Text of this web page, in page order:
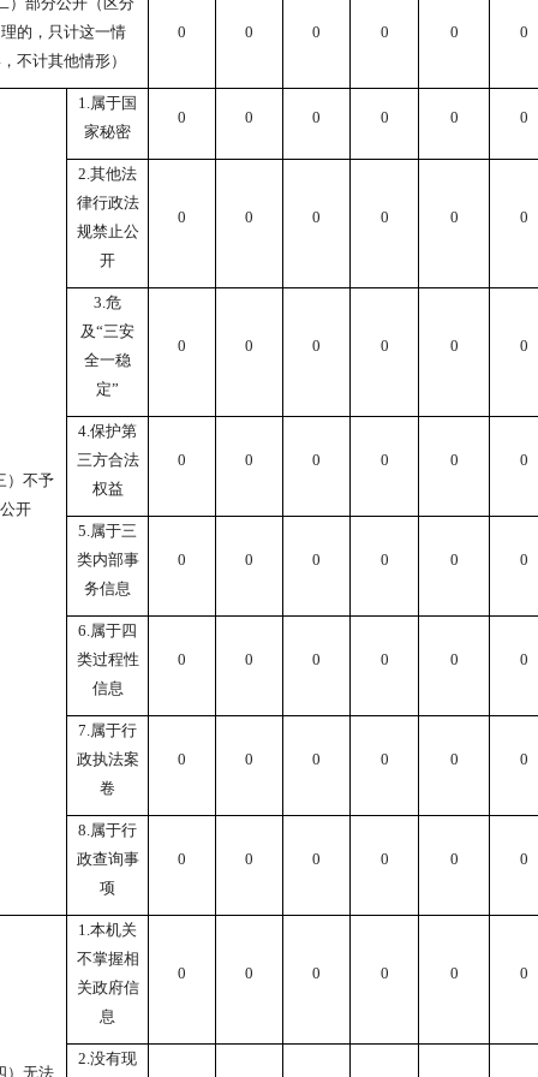
的，只计这一情
不计其他情形）
0 0 0 0 0 0
）不予
公开
1.属于国
家秘密
0 0 0 0 0 0
2.其他法
律行政法
规禁止公
开
0 0 0 0 0 0
3.危
及“三安
全一稳
定”
0 0 0 0 0 0
4.保护第
三方合法
权益
0 0 0 0 0 0
5.属于三
类内部事
务信息
0 0 0 0 0 0
6.属于四
类过程性
信息
0 0 0 0 0 0
7.属于行
政执法案
卷
0 0 0 0 0 0
8.属于行
政查询事
项
0 0 0 0 0 0
）无法
1.本机关
不掌握相
关政府信
息
0 0 0 0 0 0
2.没有现